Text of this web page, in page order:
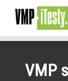
VMP